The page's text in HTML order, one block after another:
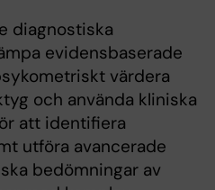
diagnostiska
evidensbaserade
värdera
och använda kliniska
att identifiera
utföra avancerade
bedömningar av